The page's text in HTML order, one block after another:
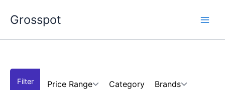
atlaGrosspot
Price Range Category Brands